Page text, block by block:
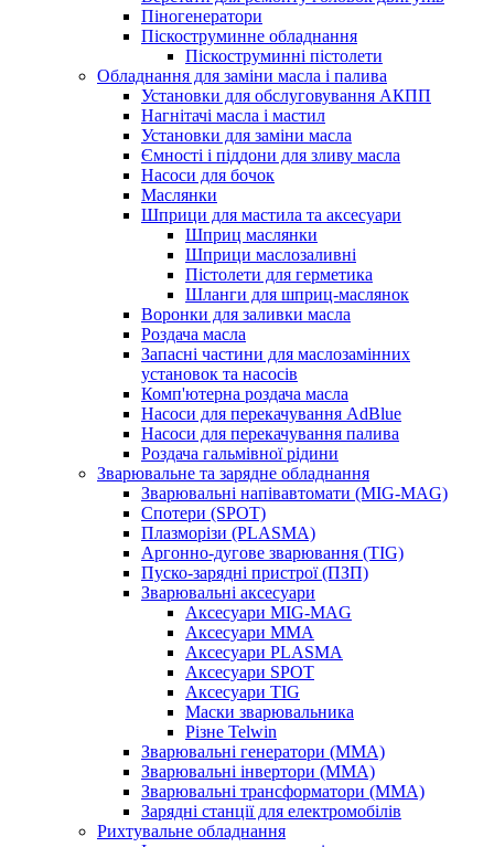
Піногенератори
Піскоструминне обладнання
Піскоструминні пістолети
Обладнання для заміни масла і палива
Установки для обслуговування АКПП
Нагнітачі масла і мастил
Установки для заміни масла
Ємності і піддони для зливу масла
Насоси для бочок
Маслянки
Шприци для мастила та аксесуари
Шприц маслянки
Шприци маслозаливні
Пістолети для герметика
Шланги для шприц-маслянок
Воронки для заливки масла
Роздача масла
Запасні частини для маслозамінних
установок та насосів
Комп'ютерна роздача масла
Насоси для перекачування AdBlue
Насоси для перекачування палива
Роздача гальмівної рідини
Зварювальне та зарядне обладнання
Зварювальні напівавтомати (MIG-MAG)
Спотери (SPOT)
Плазморізи (PLASMA)
Аргонно-дугове зварювання (TIG)
Пуско-зарядні пристрої (ПЗП)
Зварювальні аксесуари
Аксесуари MIG-MAG
Аксесуари MMA
Аксесуари PLASMA
Аксесуари SPOT
Аксесуари TIG
Маски зварювальника
Різне Telwin
Зварювальні генератори (MMA)
Зварювальні інвертори (MMA)
Зварювальні трансформатори (MMA)
Зарядні станції для електромобілів
Рихтувальне обладнання